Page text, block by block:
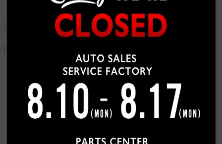
ンジンが温まってくると異常も無くなる様です。 早速、
エンジンが冷えている時にエンジンを始動すると明らか
な異常が確認出来ました。 スキャンツールでエンジンデ
ータを点検してみると、データ数値が基準値より大きな
変動が見られました。 暫くエンジンをかけていると各デ
ータは正常な数値になり、何もなかったかのような動き
でした。 また、トラブルコードがいくつか入力されてお
りました。 トラブルコードから故障診断を進めて行く
と、原因はコンピュータ等ではなくインテークマニホー
ルドのガスケット が悪いために起きる故障内容でした。
インテークマニホールドを取外すと汚れが酷かったの
で、シリンダポートをゴミが入らないよう塞ぎ、周辺を
クリーンします。 インテークマニホールドガスケットを